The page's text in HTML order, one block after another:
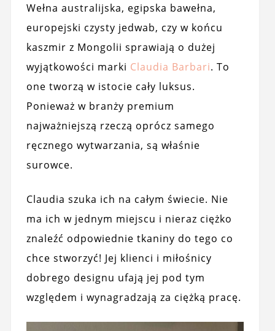
Wełna australijska, egipska bawełna,
europejski czysty jedwab, czy w końcu
kaszmir z Mongolii sprawiają o dużej
wyjątkowości marki Claudia Barbari. To
one tworzą w istocie cały luksus.
Ponieważ w branży premium
najważniejszą rzeczą oprócz samego
ręcznego wytwarzania, są właśnie
surowce.
Claudia szuka ich na całym świecie. Nie
ma ich w jednym miejscu i nieraz ciężko
znaleźć odpowiednie tkaniny do tego co
chce stworzyć! Jej klienci i miłośnicy
dobrego designu ufają jej pod tym
względem i wynagradzają za ciężką pracę.